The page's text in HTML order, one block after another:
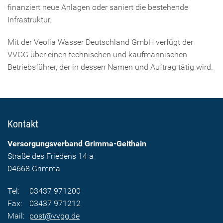
finanziert neue Anlagen oder saniert die bestehende
Infrastruktur.
Mit der Veolia Wasser Deutschland GmbH verfügt der
VVGG über einen technischen und kaufmännischen
Betriebsführer, der in dessen Namen und Auftrag tätig wird.
Kontakt
Versorgungsverband Grimma-Geithain
Straße des Friedens 14 a
04668 Grimma
Tel:
03437 971200
Fax:
03437 971212
Mail: post@vvgg.de